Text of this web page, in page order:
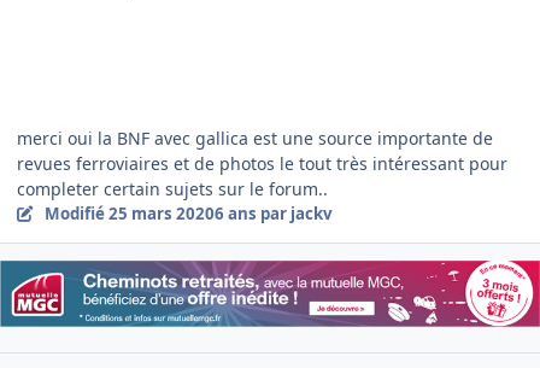
merci oui la BNF avec gallica est une source importante de
revues ferroviaires et de photos le tout très intéressant pour
completer certain sujets sur le forum..
Modifié25 mars 20206 ans par jackv